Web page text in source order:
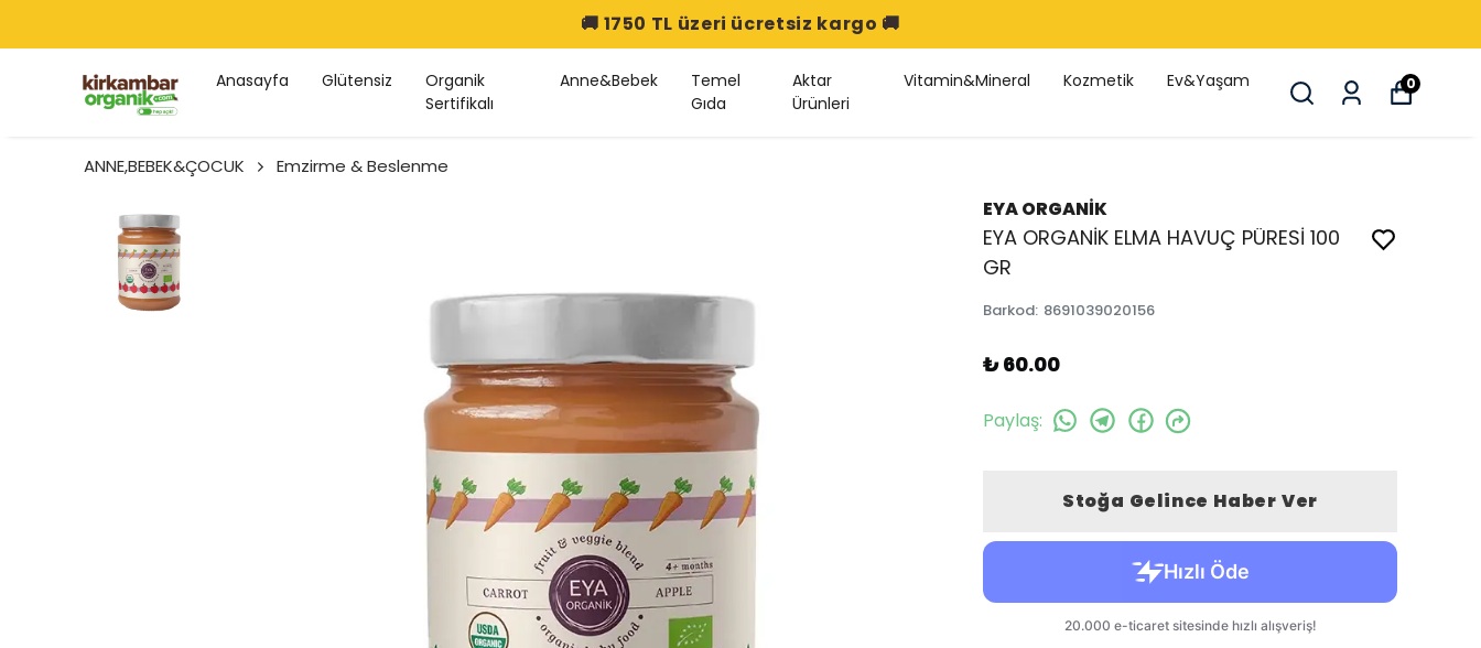
🚚 1750 TL üzeri ücretsiz kargo 🚚
Anasayfa Glütensiz
Organik
Sertifikalı
Anne&Bebek
Temel
Gıda
Aktar
Ürünleri
Vitamin&Mineral Kozmetik Ev&Yaşam 0
ANNE,BEBEK&ÇOCUK Emzirme & Beslenme
EYA ORGANİK
EYA ORGANİK ELMA HAVUÇ PÜRESİ 100
GR
Barkod: 8691039020156
₺ 60.00
Paylaş:
Stoğa Gelince Haber Ver